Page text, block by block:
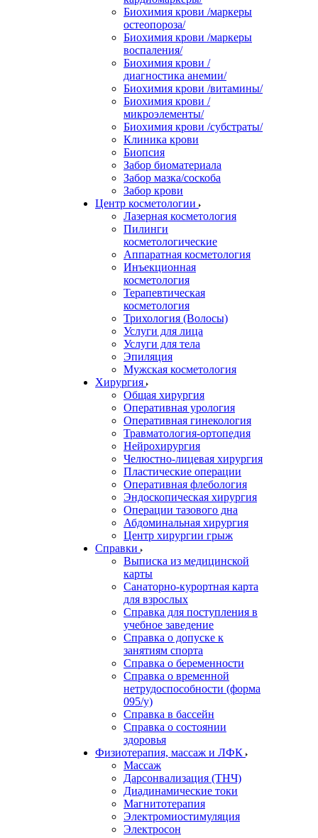
Биохимия крови /маркеры
остеопороза/
Биохимия крови /маркеры
воспаления/
Биохимия крови /
диагностика анемии/
Биохимия крови /витамины/
Биохимия крови /
микроэлементы/
Биохимия крови /субстраты/
Клиника крови
Биопсия
Забор биоматериала
Забор мазка/соскоба
Забор крови
Центр косметологии
Лазерная косметология
Пилинги
косметологические
Аппаратная косметология
Инъекционная
косметология
Терапевтическая
косметология
Трихология (Волосы)
Услуги для лица
Услуги для тела
Эпиляция
Мужская косметология
Хирургия
Общая хирургия
Оперативная урология
Оперативная гинекология
Травматология-ортопедия
Нейрохирургия
Челюстно-лицевая хирургия
Пластические операции
Оперативная флебология
Эндоскопическая хирургия
Операции тазового дна
Абдоминальная хирургия
Центр хирургии грыж
Справки
Выписка из медицинской
карты
Санаторно-курортная карта
для взрослых
Справка для поступления в
учебное заведение
Справка о допуске к
занятиям спорта
Справка о беременности
Справка о временной
нетрудоспособности (форма
095/у)
Справка в бассейн
Справка о состоянии
здоровья
Физиотерапия, массаж и ЛФК
Массаж
Дарсонвализация (ТНЧ)
Диадинамические токи
Магнитотерапия
Электромиостимуляция
Электросон